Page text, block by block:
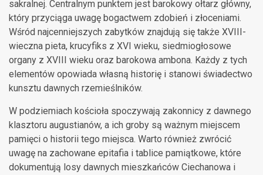
sakralnej. Centralnym punktem jest barokowy ołtarz główny,
który przyciąga uwagę bogactwem zdobień i złoceniami.
Wśród najcenniejszych zabytków znajdują się także XVIII-
wieczna pieta, krucyfiks z XVI wieku, siedmiogłosowe
organy z XVIII wieku oraz barokowa ambona. Każdy z tych
elementów opowiada własną historię i stanowi świadectwo
kunsztu dawnych rzemieślników.
W podziemiach kościoła spoczywają zakonnicy z dawnego
klasztoru augustianów, a ich groby są ważnym miejscem
pamięci o historii tego miejsca. Warto również zwrócić
uwagę na zachowane epitafia i tablice pamiątkowe, które
dokumentują losy dawnych mieszkańców Ciechanowa i